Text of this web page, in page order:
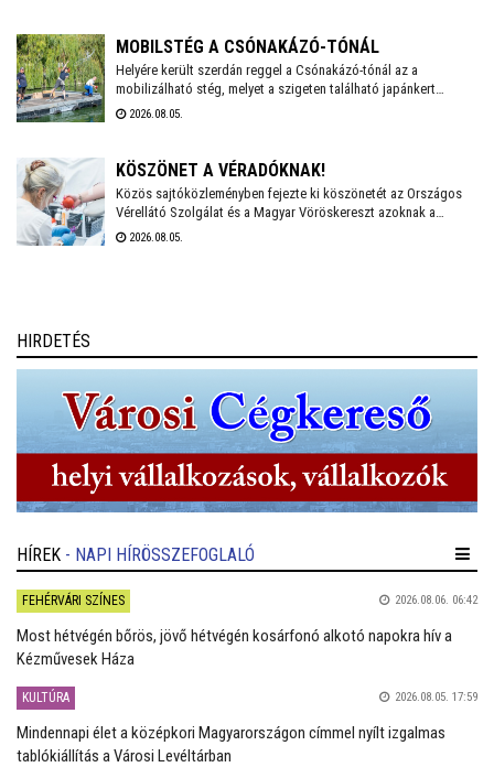
folytatódik július és augusztus első hetében.
MOBILSTÉG A CSÓNAKÁZÓ-TÓNÁL
Helyére került szerdán reggel a Csónakázó-tónál az a
mobilizálható stég, melyet a szigeten található japánkert
felújításához és bővítéséhez használnak a következő
szükséges nyersanyagokat és eszközöket.
2026.08.05.
KÖSZÖNET A VÉRADÓKNAK!
Közös sajtóközleményben fejezte ki köszönetét az Országos
Vérellátó Szolgálat és a Magyar Vöröskereszt azoknak a
véradóknak, akik az elmúlt hetekben segítették a vérkészletek
2026.08.05.
HIRDETÉS
HÍREK - NAPI HÍRÖSSZEFOGLALÓ
FEHÉRVÁRI SZÍNES 2026.08.06. 06:42
Most hétvégén bőrös, jövő hétvégén kosárfonó alkotó napokra hív a
Kézművesek Háza
KULTÚRA 2026.08.05. 17:59
Mindennapi élet a középkori Magyarországon címmel nyílt izgalmas
tablókiállítás a Városi Levéltárban